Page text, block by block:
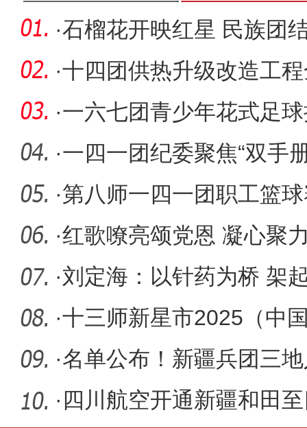
·石榴花开映红星 民族团
·十四团供热升级改造工
有保障
·一六七团青少年花式足
·一四一团纪委聚焦“双手
民服务
·第八师一四一团职工篮
日运动激
·红歌嘹亮颂党恩 凝心聚
·刘定海：以针药为桥 架
·十三师新星市2025（中
览会签约
·名单公布！新疆兵团三
· 四川航空开通新疆和田